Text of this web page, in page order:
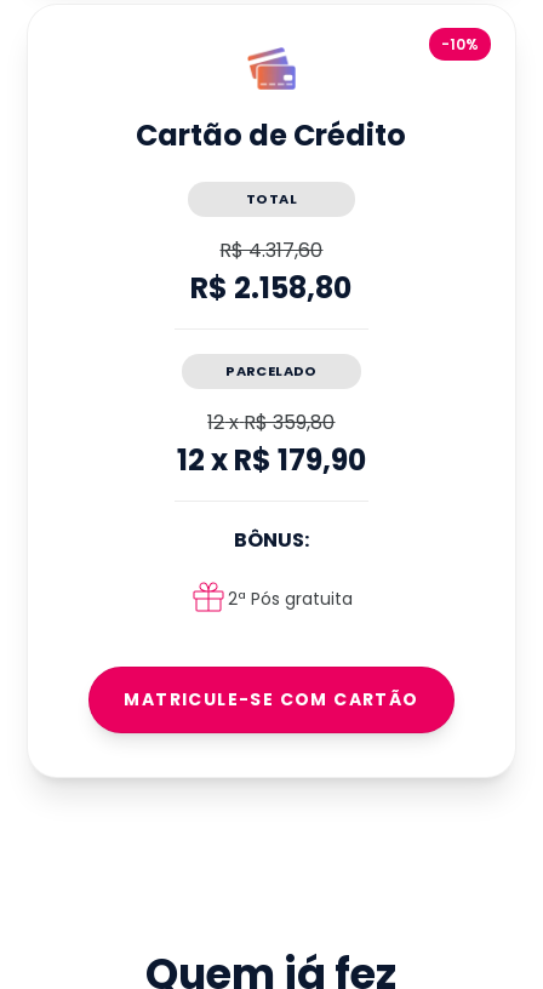
-10%
Cartão de Crédito
TOTAL
R$ 4.317,60
R$ 2.158,80
PARCELADO
12xR$ 359,80
12xR$ 179,90
BÔNUS:
2ª Pós gratuita
MATRICULE-SE COM CARTÃO
Quem já fez